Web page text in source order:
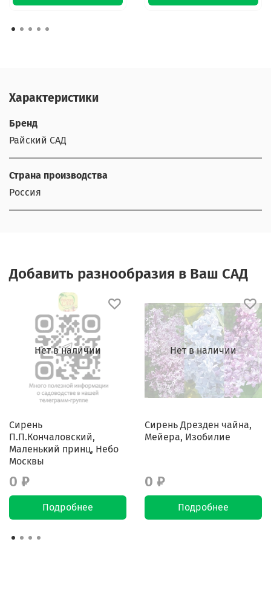
Характеристики
Бренд
Райский САД
Страна производства
Россия
Добавить разнообразия в Ваш САД
Нет в наличии
Сирень
П.П.Кончаловский,
Маленький принц, Небо
Москвы
0 ₽
Подробнее
Нет в наличии
Сирень Дрезден чайна,
Мейера, Изобилие
0 ₽
Подробнее